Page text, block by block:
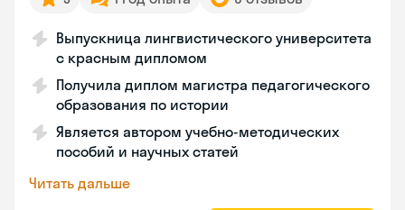
Выпускница лингвистического университета
с красным дипломом
Получила диплом магистра педагогического
образования по истории
Является автором учебно-методических
пособий и научных статей
Читать дальше